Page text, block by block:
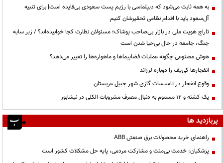
به همه ثابت می‌شود که دیپلماسی با رژیم پست سعودی بی‌فایده است| برای تنبیه
آل‌سعود باید با اقدام نظامی تحقیرشان کنیم
تاراج هویت ملی در بازار بی‌صاحب پوشاک؛ مسئولان نظارت کجا خوابیده‌اند؟ / زیر سایه
جنگ، جامعه در حال بی‌حیا شدن است
هوش مصنوعی چگونه عملیات فضاپیماها و ماهواره‌ها را تغییر می‌دهد؟
انفجارها کی‌یف را دوباره لرزاند
وقوع انفجار در تاسیسات گازی شهر جبیل عربستان
یک کشته و ۱۲ مسموم به دنبال مصرف مشروبات الکلی در نیشابور
پربازدید ها
راهنمای خرید محصولات برق صنعتی ABB
پزشکیان: خدمت بی‌منت و مشارکت مردمی، پایه حل مشکلات کشور است